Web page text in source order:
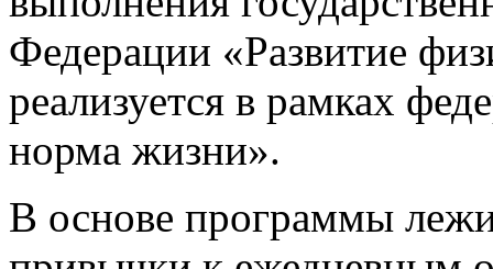
Федерации «Развитие
реализуется в рамках
норма жизни».
В основе программы